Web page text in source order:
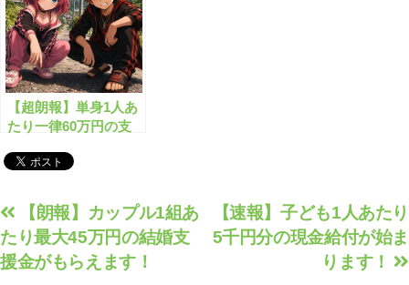
【超朗報】単身1人あ
たり一律60万円の支
投
稿
ナ
【速報】子ども1人あたり
5千円分の現金給付が始ま
ります！
【朗報】カップル1組あ
たり最大45万円の結婚支
援金がもらえます！